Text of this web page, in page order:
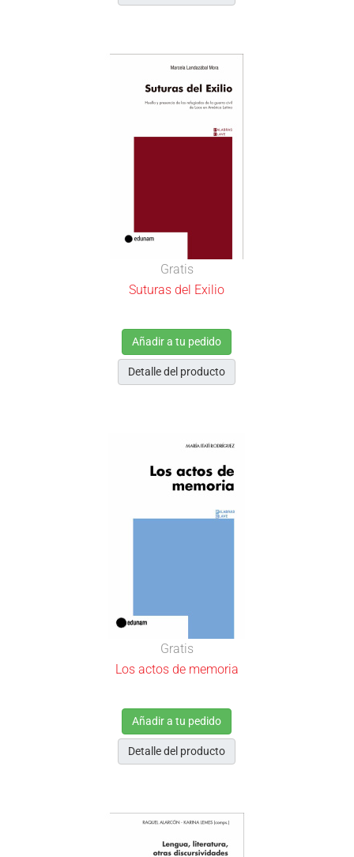
Gratis
Suturas del Exilio
Añadir a tu pedido
Detalle del producto
Gratis
Los actos de memoria
Añadir a tu pedido
Detalle del producto